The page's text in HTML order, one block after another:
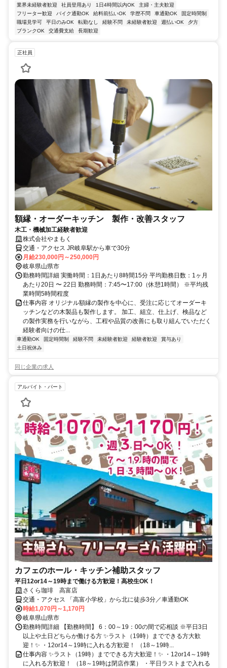
業界未経験者歓迎 社員登用あり 1日4時間以内OK
主婦・主夫歓迎
フリーター歓迎
バイク通勤OK 給料前払いOK 学歴不問 車通勤OK
固定時間制
職場見学可
平日のみOK 転勤なし 経験不問 未経験者歓迎 週払いOK
夕方
ブランクOK
交通費支給 長期歓迎
正社員
額縁・オーダーキッチン 製作・改善スタッフ
木工・機械加工経験者歓迎
株式会社やまもく
交通・アクセス JR岐阜駅から車で30分
月給230,000円～250,000円
岐阜県山県市
勤務時間詳細 実働時間：1日あたり8時間15分 平均勤務日数：1ヶ月
あたり20日 〜 22日 勤務時間：7:45〜17:00（休憩1時間） ※平均残
業時間5時間程度
仕事内容 オリジナル額縁の製作を中心に、受注に応じてオーダーキ
ッチンなどの木製品も製作します。 加工、組立、仕上げ、検品など
の製作実務を行いながら、工程や品質の改善にも取り組んでいただく
経験者向けの仕...
車通勤OK 固定時間制 経験不問 未経験者歓迎 経験者歓迎
賞与あり
土日祝休み
同じ企業の求人
アルバイト・パート
カフェのホール・キッチン補助スタッフ
平日12or14～19時まで働ける方歓迎！高校生OK！
さくら珈琲 高富店
交通・アクセス 「高富小学校」から北に徒歩3分／車通勤OK
時給1,070円～1,170円
岐阜県山県市
勤務時間詳細 【勤務時間】 6：00～19：00の間で応相談 ※平日3日
以上や土日どちらか働ける方 ✨ラスト（19時）までできる方大歓
迎！✨ ・12or14～19時に入れる方歓迎！ （18～19時...
仕事内容 ✨ラスト（19時）までできる方大歓迎！✨ ・12or14～19時
に入れる方歓迎！ （18～19時は閉店作業） ・平日ラストまで入れる